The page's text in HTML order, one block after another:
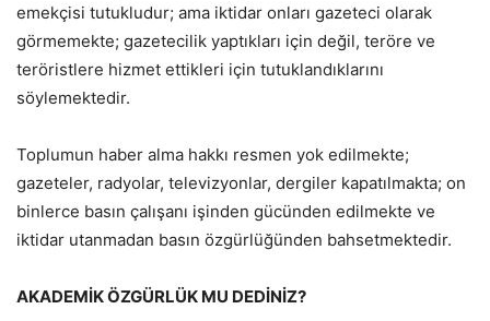
emekçisi tutukludur; ama iktidar onları gazeteci olarak
görmemekte; gazetecilik yaptıkları için değil, teröre ve
teröristlere hizmet ettikleri için tutuklandıklarını
söylemektedir.
Toplumun haber alma hakkı resmen yok edilmekte;
gazeteler, radyolar, televizyonlar, dergiler kapatılmakta; on
binlerce basın çalışanı işinden gücünden edilmekte ve
iktidar utanmadan basın özgürlüğünden bahsetmektedir.
AKADEMİK ÖZGÜRLÜK MU DEDİNİZ?